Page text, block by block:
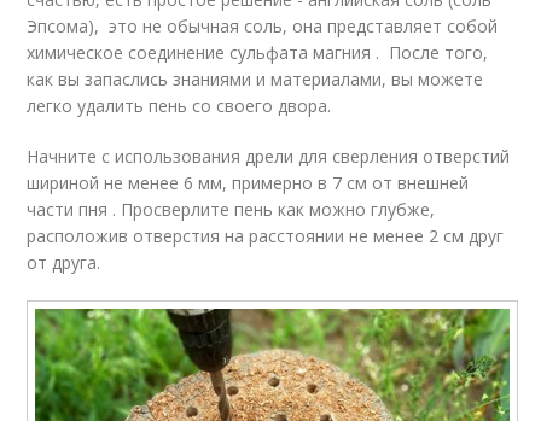
Эпсома), это не обычная соль, она представляет собой
химическое соединение сульфата магния . После того,
как вы запаслись знаниями и материалами, вы можете
легко удалить пень со своего двора.
Начните с использования дрели для сверления отверстий
шириной не менее 6 мм, примерно в 7 см от внешней
части пня . Просверлите пень как можно глубже,
расположив отверстия на расстоянии не менее 2 см друг
от друга.